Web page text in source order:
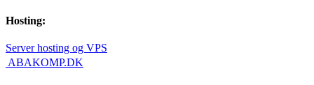
Hosting:
Server hosting og VPS
 ABAKOMP.DK